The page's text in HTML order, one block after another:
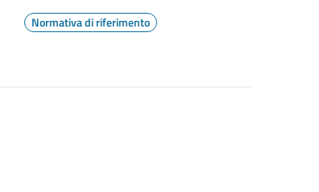
Normativa di riferimento